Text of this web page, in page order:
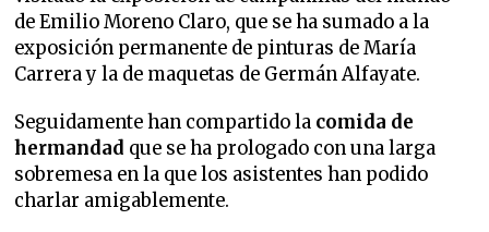
de Emilio Moreno Claro, que se ha sumado a la
exposición permanente de pinturas de María
Carrera y la de maquetas de Germán Alfayate.
Seguidamente han compartido la comida de
hermandad que se ha prologado con una larga
sobremesa en la que los asistentes han podido
charlar amigablemente.